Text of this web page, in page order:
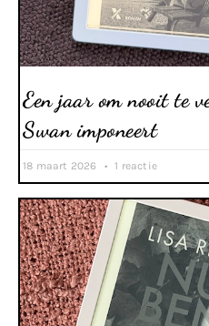
Een jaar om nooit te
Swan imponeert
18 maart 2026 1 reactie